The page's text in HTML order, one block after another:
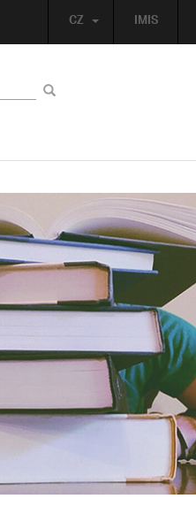
IMIS
CZ